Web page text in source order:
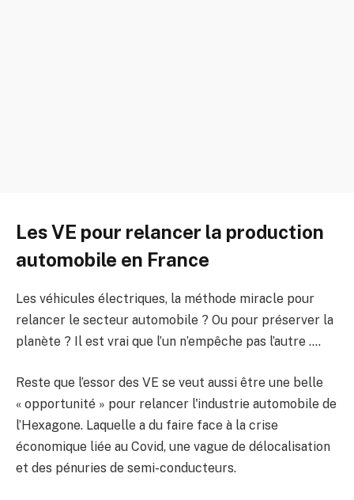
Les VE pour relancer la production
automobile en France
Les véhicules électriques, la méthode miracle pour
relancer le secteur automobile ? Ou pour préserver la
planète ? Il est vrai que l’un n’empêche pas l’autre ….
Reste que l’essor des VE se veut aussi être une belle
« opportunité » pour relancer l'industrie automobile de
l’Hexagone. Laquelle a du faire face à la crise
économique liée au Covid, une vague de délocalisation
et des pénuries de semi-conducteurs.